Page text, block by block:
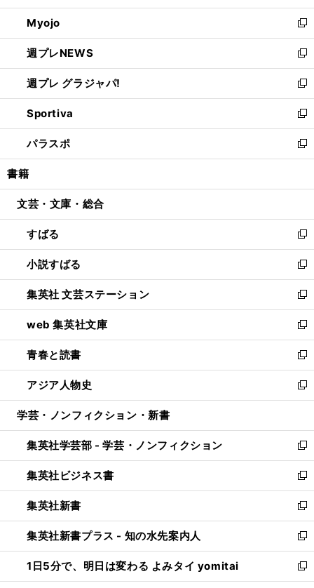
開
く
ウ
で
開
く
ン
ド
ウ
で
開
く
ウ
ィ
ン
ド
ウ
で
開
く
Myojo
新
し
い
ウ
ィ
ン
ド
ウ
で
開
週プレNEWS
新
し
い
ウ
ィ
ン
ド
ウ
開
週プレ グラジャパ!
新
し
い
ウ
ィ
ン
ウ
開
く
Sportiva
新
し
い
ウ
ン
ウ
で
開
く
パラスポ
新
し
ウ
ン
ド
ウ
で
開
く
書籍
文芸・文庫・総合
すばる
新
し
い
ウ
ィ
ン
ド
ウ
で
開
く
小説すばる
新
し
い
ウ
ィ
ン
ド
ウ
で
開
集英社 文芸ステーション
新
し
い
ウ
ィ
ン
ド
ウ
開
く
web 集英社文庫
新
し
い
ウ
ィ
ン
ウ
で
開
く
青春と読書
新
し
い
ウ
ン
ド
ウ
で
開
く
アジア人物史
新
し
ウ
ィ
ン
ド
ウ
で
開
く
学芸・ノンフィクション・新書
集英社学芸部 - 学芸・ノンフィクション
新
し
い
ウ
ィ
ン
ド
ウ
で
開
集英社ビジネス書
新
し
い
ウ
ィ
ン
ド
ウ
集英社新書
新
し
い
ウ
ィ
ン
集英社新書プラス - 知の水先案内人
新
し
い
ウ
1日5分で、明日は変わる よみタイ yomitai
新
し